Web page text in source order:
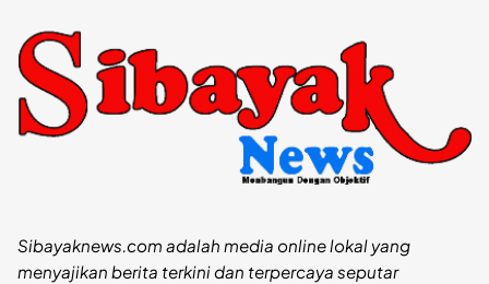
Sibayaknews.com adalah media online lokal yang
menyajikan berita terkini dan terpercaya seputar